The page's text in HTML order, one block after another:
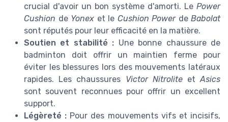
crucial d'avoir un bon système d'amorti. Le Power
Cushion de Yonex et le Cushion Powerde Babolat
sont réputés pour leur efficacité en la matière.
Soutien et stabilité : Une bonne chaussure de
badminton doit offrir un maintien ferme pour
éviter les blessures lors des mouvements latéraux
rapides. Les chaussures Victor NitroliteetAsics
sont souvent reconnues pour offrir un excellent
support.
Légèreté : Pour des mouvements vifs et incisifs,